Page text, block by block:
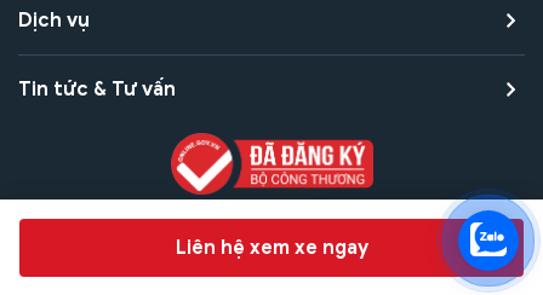
Chat hỗ trợ
Liên hệ xem xe ngay
Dịch vụ
Tin tức & Tư vấn
Bảo mật quyền riêng tư
Điều khoản sử dụng